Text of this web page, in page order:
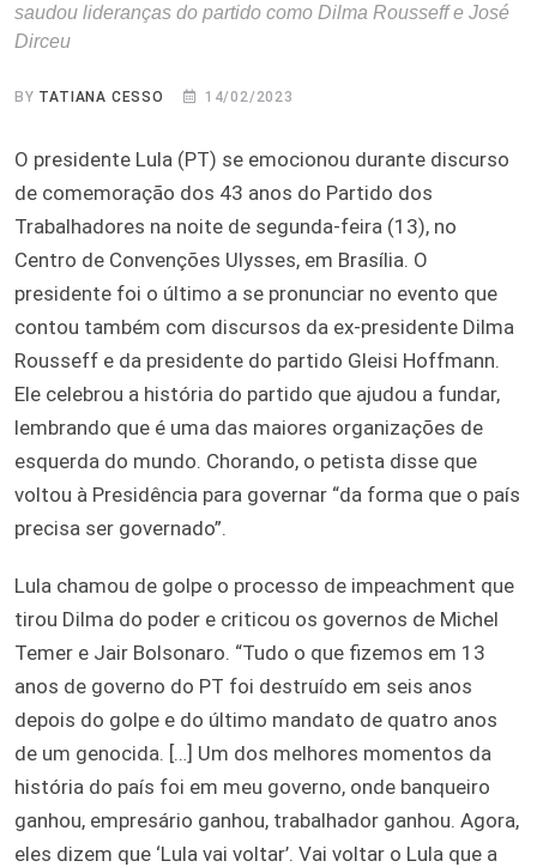
saudou lideranças do partido como Dilma Rousseff e José
Dirceu
BY TATIANA CESSO 14/02/2023
O presidente Lula (PT) se emocionou durante discurso
de comemoração dos 43 anos do Partido dos
Trabalhadores na noite de segunda-feira (13), no
Centro de Convenções Ulysses, em Brasília. O
presidente foi o último a se pronunciar no evento que
contou também com discursos da ex-presidente Dilma
Rousseff e da presidente do partido Gleisi Hoffmann.
Ele celebrou a história do partido que ajudou a fundar,
lembrando que é uma das maiores organizações de
esquerda do mundo. Chorando, o petista disse que
voltou à Presidência para governar “da forma que o país
precisa ser governado”.
Lula chamou de golpe o processo de impeachment que
tirou Dilma do poder e criticou os governos de Michel
Temer e Jair Bolsonaro. “Tudo o que fizemos em 13
anos de governo do PT foi destruído em seis anos
depois do golpe e do último mandato de quatro anos
de um genocida. […] Um dos melhores momentos da
história do país foi em meu governo, onde banqueiro
ganhou, empresário ganhou, trabalhador ganhou. Agora,
eles dizem que ‘Lula vai voltar’. Vai voltar o Lula que a